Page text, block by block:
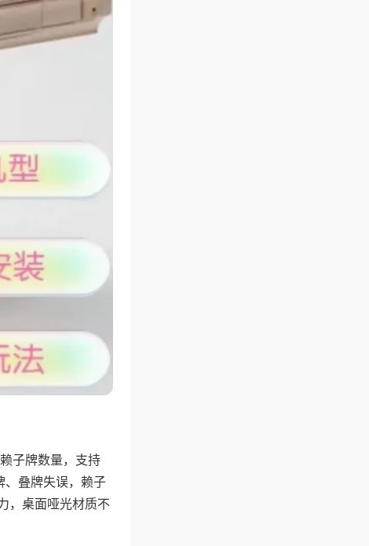
子牌数量，支持
、叠牌失误，赖子
，桌面哑光材质不